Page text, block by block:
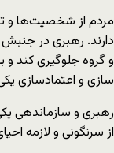
دارند. رهبری در جنبش
و گروه جلوگیری کند و
سازی و اعتمادسازی
رهبری و سازماندهی
از سرنگونی و لازمه